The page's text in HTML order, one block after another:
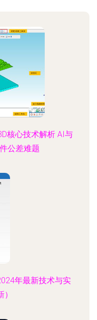
核心技术解析 AI与
公差难题
年最新技术与实